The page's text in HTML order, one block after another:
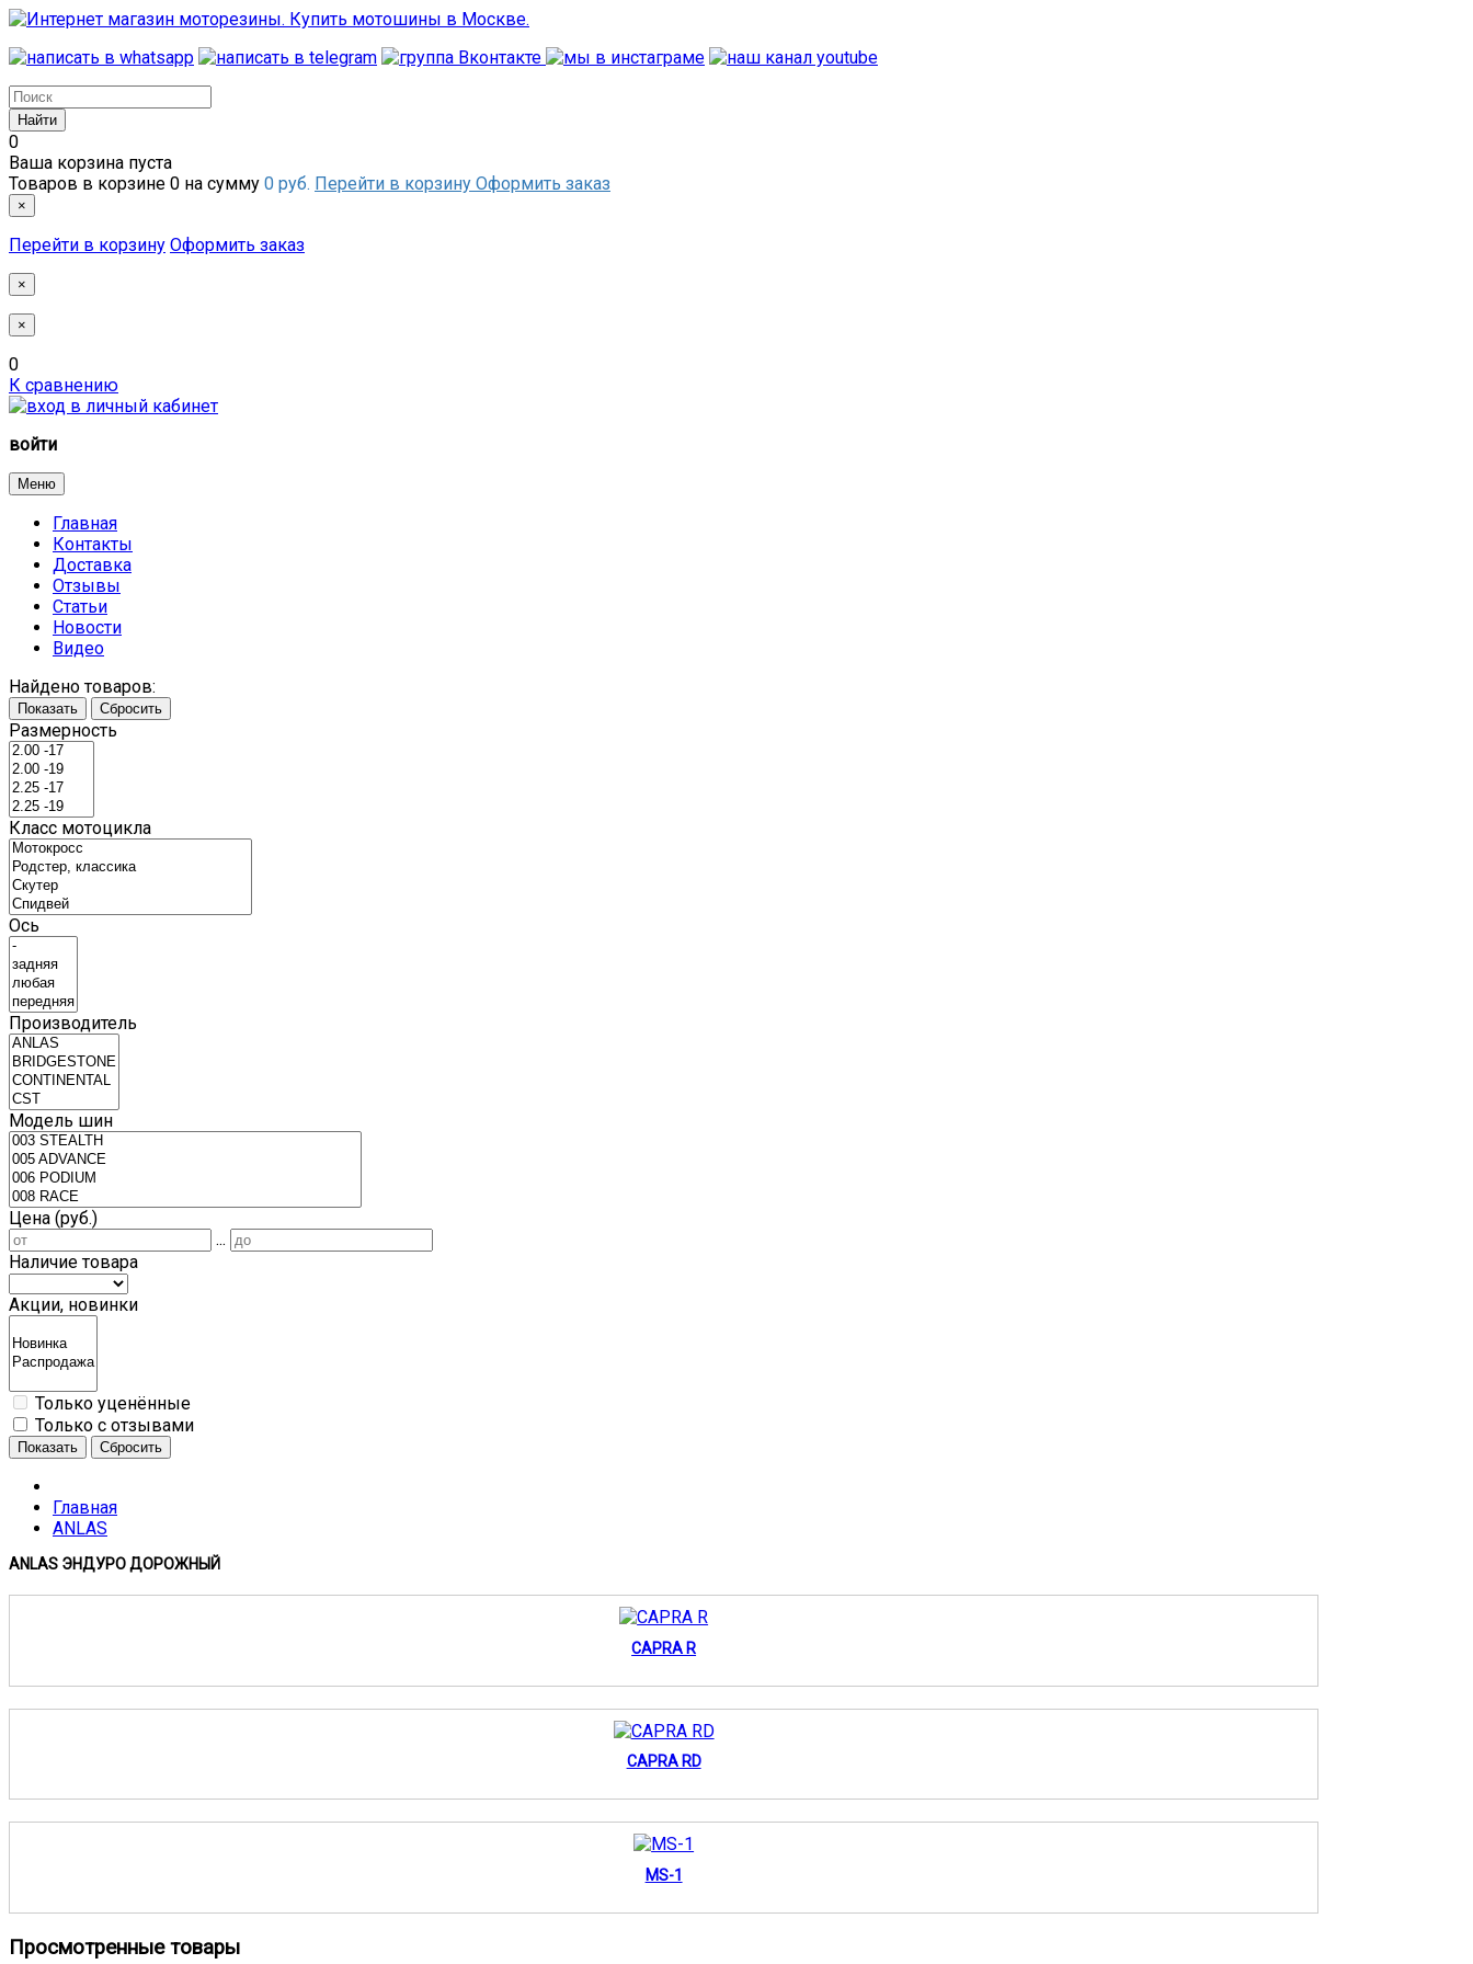
0
Ваша корзина пуста
Товаров в корзине 0 на сумму 0 руб. Перейти в корзину Оформить заказ
×
Перейти в корзину Оформить заказ
×
×
0
К сравнению
войти
Меню
Главная
Контакты
Доставка
Отзывы
Статьи
Новости
Видео
Найдено товаров:
Показать Сбросить
Размерность
Класс мотоцикла
Ось
Производитель
Модель шин
Цена (руб.)
...
Наличие товара
Акции, новинки
Только уценённые
Только с отзывами
Показать Сбросить
Главная
ANLAS
ANLAS ЭНДУРО ДОРОЖНЫЙ
CAPRA R
CAPRA RD
MS-1
Просмотренные товары